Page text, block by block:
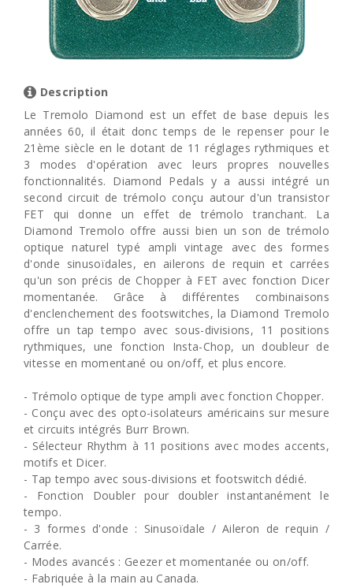
Description
Le Tremolo Diamond est un effet de base depuis les
années 60, il était donc temps de le repenser pour le
21ème siècle en le dotant de 11 réglages rythmiques et
3 modes d'opération avec leurs propres nouvelles
fonctionnalités. Diamond Pedals y a aussi intégré un
second circuit de trémolo conçu autour d'un transistor
FET qui donne un effet de trémolo tranchant. La
Diamond Tremolo offre aussi bien un son de trémolo
optique naturel typé ampli vintage avec des formes
d'onde sinusoïdales, en ailerons de requin et carrées
qu'un son précis de Chopper à FET avec fonction Dicer
momentanée. Grâce à différentes combinaisons
d'enclenchement des footswitches, la Diamond Tremolo
offre un tap tempo avec sous-divisions, 11 positions
rythmiques, une fonction Insta-Chop, un doubleur de
vitesse en momentané ou on/off, et plus encore.
- Trémolo optique de type ampli avec fonction Chopper.
- Conçu avec des opto-isolateurs américains sur mesure
et circuits intégrés Burr Brown.
- Sélecteur Rhythm à 11 positions avec modes accents,
motifs et Dicer.
- Tap tempo avec sous-divisions et footswitch dédié.
- Fonction Doubler pour doubler instantanément le
tempo.
- 3 formes d'onde : Sinusoïdale / Aileron de requin /
Carrée.
- Modes avancés : Geezer et momentanée ou on/off.
- Fabriquée à la main au Canada.